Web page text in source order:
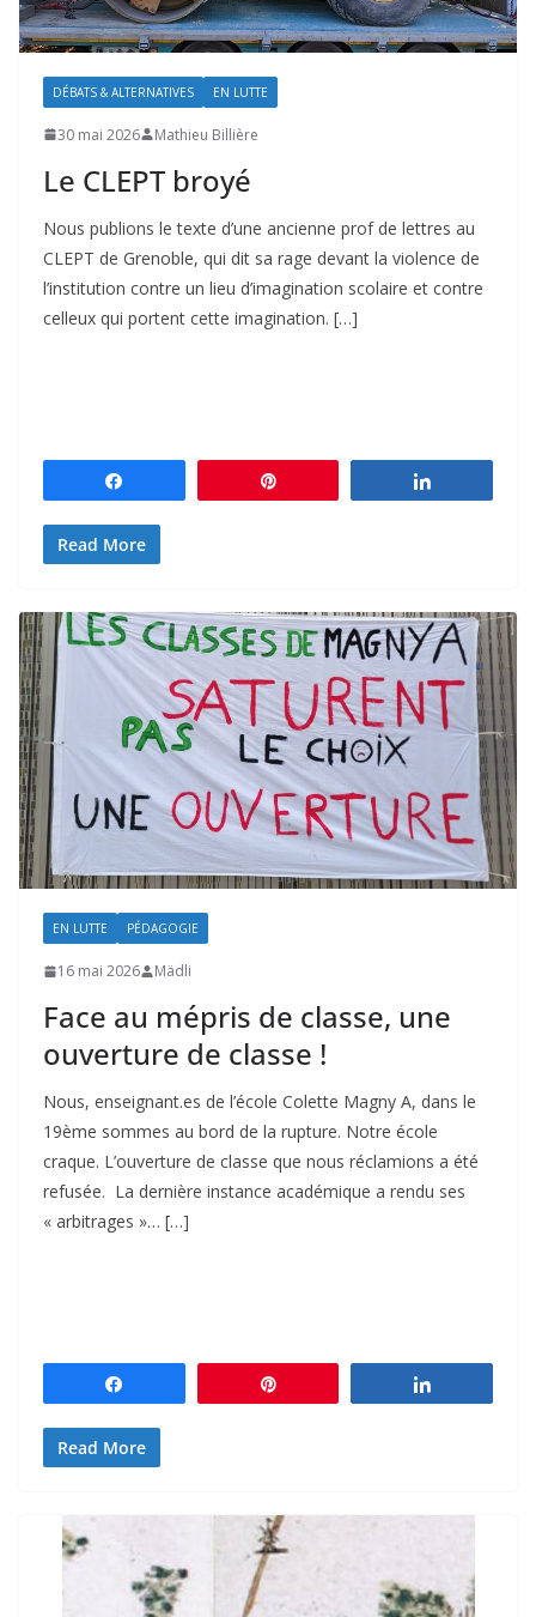
DÉBATS & ALTERNATIVES EN LUTTE
30 mai 2026 Mathieu Billière
Le CLEPT broyé
Nous publions le texte d’une ancienne prof de lettres au
CLEPT de Grenoble, qui dit sa rage devant la violence de
l’institution contre un lieu d’imagination scolaire et contre
celleux qui portent cette imagination. […]
Read More
EN LUTTE PÉDAGOGIE
16 mai 2026 Mädli
Face au mépris de classe, une
ouverture de classe !
Nous, enseignant.es de l’école Colette Magny A, dans le
19ème sommes au bord de la rupture. Notre école
craque. L’ouverture de classe que nous réclamions a été
refusée. La dernière instance académique a rendu ses
« arbitrages »… […]
Read More